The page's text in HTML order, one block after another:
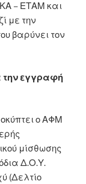
– ΕΤΑΜ και
με την
βαρύνει τον
την εγγραφή
ο ΑΦΜ
μίσθωσης
Δ.Ο.Υ.
(Δελτίο